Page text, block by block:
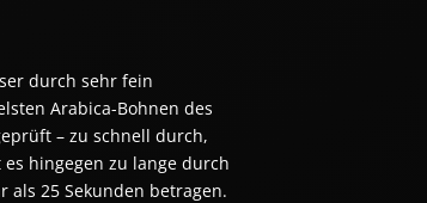
durch sehr fein
Arabica-Bohnen des
– zu schnell durch,
hingegen zu lange durch
als 25 Sekunden betragen.